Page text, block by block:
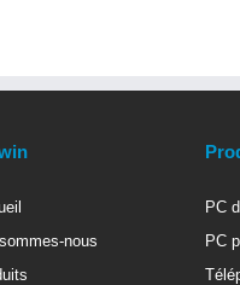
nous
PC
PC